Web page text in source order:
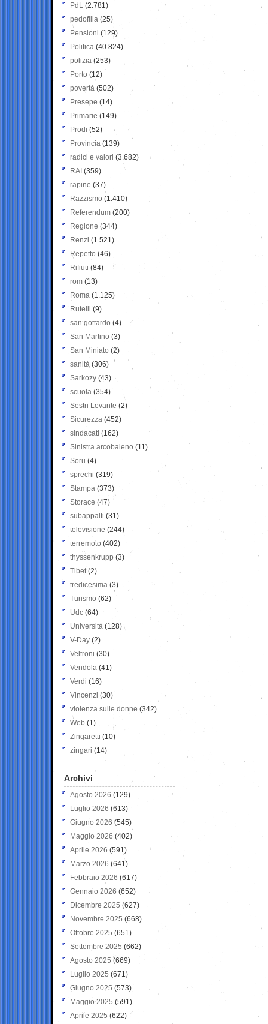
PdL (2.781)
pedofilia (25)
Pensioni (129)
Politica (40.824)
polizia (253)
Porto (12)
povertà (502)
Presepe (14)
Primarie (149)
Prodi (52)
Provincia (139)
radici e valori (3.682)
RAI (359)
rapine (37)
Razzismo (1.410)
Referendum (200)
Regione (344)
Renzi (1.521)
Repetto (46)
Rifiuti (84)
rom (13)
Roma (1.125)
Rutelli (9)
san gottardo (4)
San Martino (3)
San Miniato (2)
sanità (306)
Sarkozy (43)
scuola (354)
Sestri Levante (2)
Sicurezza (452)
sindacati (162)
Sinistra arcobaleno (11)
Soru (4)
sprechi (319)
Stampa (373)
Storace (47)
subappalti (31)
televisione(244)
terremoto (402)
thyssenkrupp (3)
Tibet(2)
tredicesima (3)
Turismo (62)
Udc (64)
Università (128)
V-Day (2)
Veltroni (30)
Vendola (41)
Verdi (16)
Vincenzi (30)
violenza sulle donne (342)
Web (1)
Zingaretti (10)
zingari (14)
Archivi
Agosto 2026 (129)
Luglio 2026 (613)
Giugno 2026 (545)
Maggio 2026 (402)
Aprile 2026 (591)
Marzo 2026 (641)
Febbraio 2026 (617)
Gennaio 2026 (652)
Dicembre 2025 (627)
Novembre 2025 (668)
Ottobre 2025 (651)
Settembre 2025 (662)
Agosto 2025 (669)
Luglio 2025 (671)
Giugno 2025 (573)
Maggio 2025 (591)
Aprile 2025 (622)